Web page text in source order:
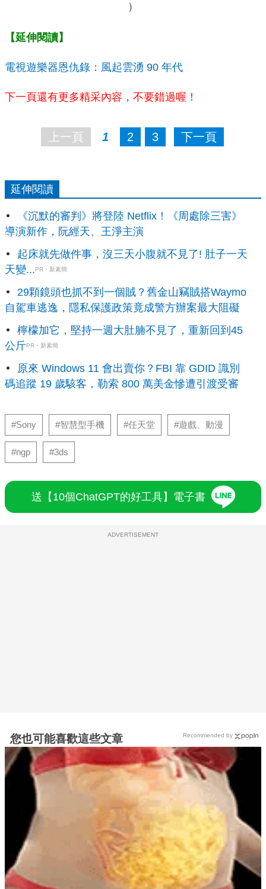
）
【延伸閱讀】
電視遊樂器恩仇錄：風起雲湧 90 年代
下一頁還有更多精采內容，不要錯過喔！
上一頁 1 2 3 下一頁
延伸閱讀
《沉默的審判》將登陸 Netflix！《周處除三害》
導演新作，阮經天、王淨主演
起床就先做件事，沒三天小腹就不見了! 肚子一天
天變...PR・新素簡
29顆鏡頭也抓不到一個賊？舊金山竊賊搭Waymo
自駕車逃逸，隱私保護政策竟成警方辦案最大阻礙
檸檬加它，堅持一週大肚腩不見了，重新回到45
公斤PR・新素簡
原來 Windows 11 會出賣你？FBI 靠 GDID 識別
碼追蹤 19 歲駭客，勒索 800 萬美金慘遭引渡受審
#Sony #智慧型手機 #任天堂 #遊戲、動漫
#ngp #3ds
送【10個ChatGPT的好工具】電子書
ADVERTISEMENT
您也可能喜歡這些文章 Recommended by